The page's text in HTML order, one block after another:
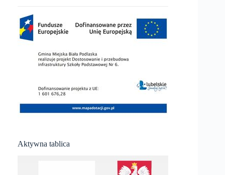
Aktywna tablica